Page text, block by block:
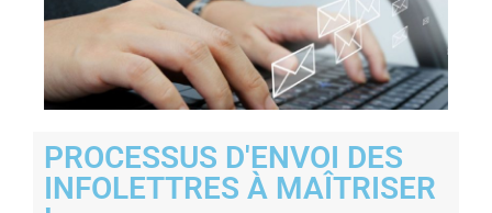
PROCESSUS D'ENVOI DES
INFOLETTRES À MAÎTRISER